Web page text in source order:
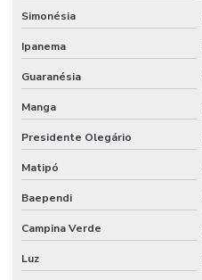
Simonésia
Ipanema
Guaranésia
Manga
Presidente Olegário
Matipó
Baependi
Campina Verde
Luz